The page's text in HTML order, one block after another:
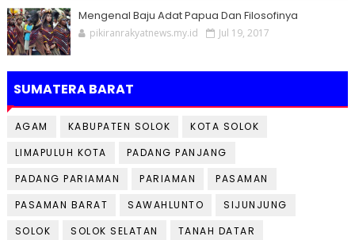
Mengenal Baju Adat Papua Dan Filosofinya
pikiranrakyatnews.my.id Jul 19, 2017
SUMATERA BARAT
AGAM KABUPATEN SOLOK
KOTA SOLOK
LIMAPULUH KOTA
PADANG PANJANG
PADANG PARIAMAN
PARIAMAN
PASAMAN
PASAMAN BARAT
SAWAHLUNTO
SIJUNJUNG
SOLOK
SOLOK SELATAN
TANAH DATAR